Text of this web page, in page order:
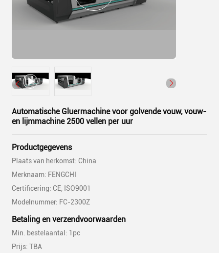
Automatische Gluermachine voor golvende vouw, vouw-
en lijmmachine 2500 vellen per uur
Productgegevens
Plaats van herkomst: China
Merknaam: FENGCHI
Certificering: CE, ISO9001
Modelnummer: FC-2300Z
Betaling en verzendvoorwaarden
Min. bestelaantal: 1pc
Prijs: TBA